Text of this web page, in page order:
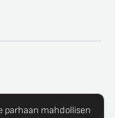
parhaan mahdollisen